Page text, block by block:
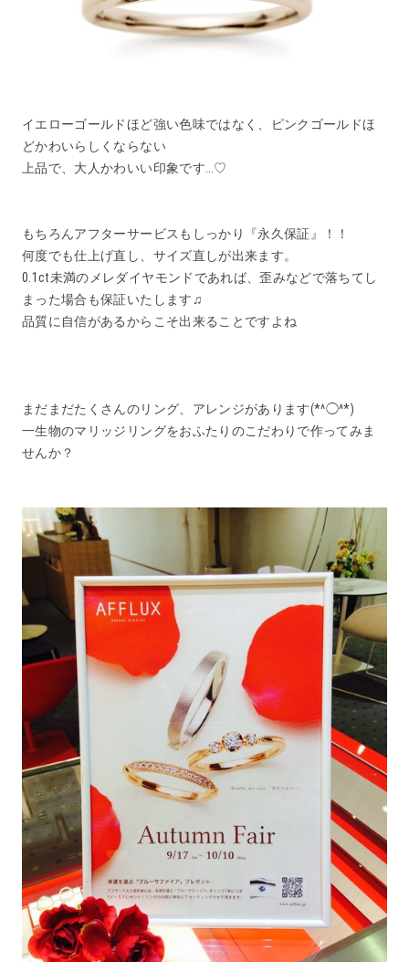
イエローゴールドほど強い色味ではなく、ピンクゴールドほ
どかわいらしくならない
上品で、大人かわいい印象です…♡
もちろんアフターサービスもしっかり『永久保証』！！
何度でも仕上げ直し、サイズ直しが出来ます。
0.1ct未満のメレダイヤモンドであれば、歪みなどで落ちてし
まった場合も保証いたします♫
品質に自信があるからこそ出来ることですよね
まだまだたくさんのリング、アレンジがあります(*^◯^*)
一生物のマリッジリングをおふたりのこだわりで作ってみま
せんか？